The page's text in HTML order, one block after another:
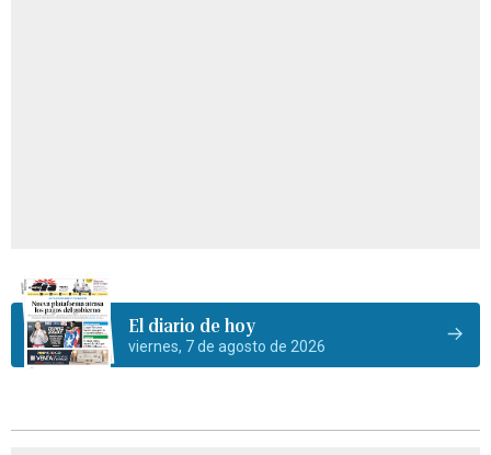
El diario de hoy
viernes, 7 de agosto de 2026